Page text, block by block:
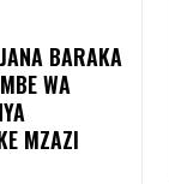
BARAKA
WA
MZAZI